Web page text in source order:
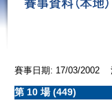
賽事日期: 17/03/2002
第 10 場 (449)